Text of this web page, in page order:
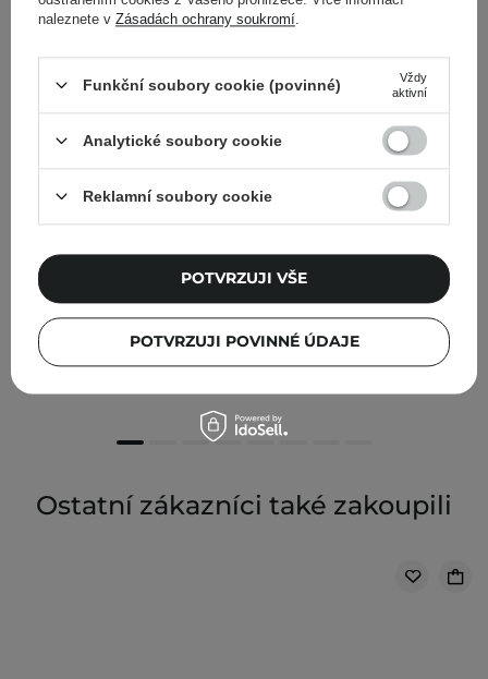
Pyunkang Yul - Black Tea Revitalizing Mask Pack -
Regenerační textilní maska - 25 ml
75,00 Kč
Ostatní zákazníci také zakoupili
naleznete v Zásadách ochrany soukromí
Funkční soubory cookie (povinné)
Vždy
aktivní
Analytické soubory cookie
Reklamní soubory cookie
POTVRZUJI POVINNÉ ÚDAJE
POTVRZUJI VŠE